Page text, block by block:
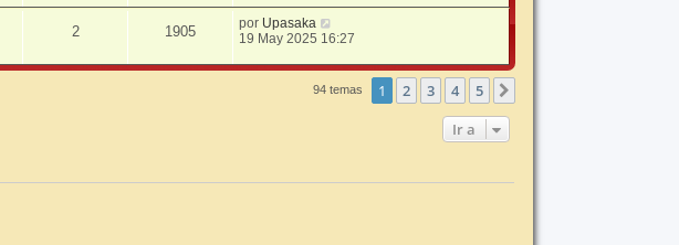
2 1905 por Upasaka
19 May 2025 16:27
94 temas 1 2 3 4 5
Ir a